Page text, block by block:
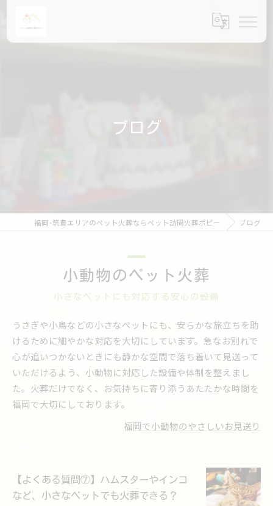
ブログ
福岡･筑豊エリアのペット火葬ならペット訪問火葬ポピー ブログ
小動物のペット火葬
小さなペットにも対応する安心の設備
うさぎや小鳥などの小さなペットにも、安らかな旅立ちを助
けるために細やかな対応を大切にしています。急なお別れで
心が追いつかないときにも静かな空間で落ち着いて見送って
いただけるよう、小動物に対応した設備や体制を整えまし
た。火葬だけでなく、お気持ちに寄り添うあたたかな時間を
福岡で大切にしております。
福岡で小動物のやさしいお見送り
【よくある質問⑦】ハムスターやインコ
など、小さなペットでも火葬できる？